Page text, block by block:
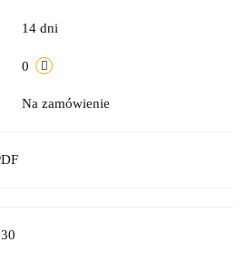
14 dni
0
Na zamówienie